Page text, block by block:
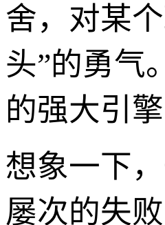
舍，对某
头”的勇气
的强大引
想象一下
屡次的失